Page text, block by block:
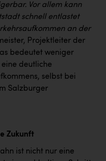
Vor allem kann
schnell entlastet
an der
Projektleiter der
bedeutet weniger
deutliche
selbst bei
Salzburger
Zukunft
ist nicht nur eine